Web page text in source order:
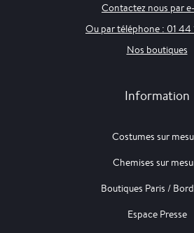
Contactez nous par
Ou par téléphone : 01 44
Nos boutiques
Information
Costumes sur
Chemises sur
Boutiques Paris /
Espace Presse